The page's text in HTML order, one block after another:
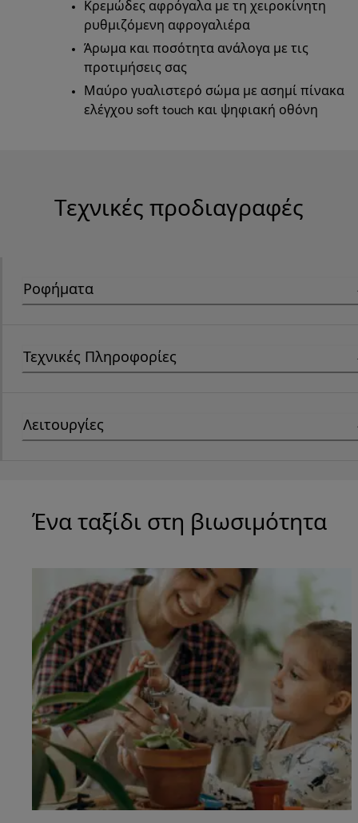
Κρεμώδες αφρόγαλα με τη χειροκίνητη
ρυθμιζόμενη αφρογαλιέρα
Άρωμα και ποσότητα ανάλογα με τις
προτιμήσεις σας
Μαύρο γυαλιστερό σώμα με ασημί πίνακα
ελέγχου soft touch και ψηφιακή οθόνη
Τεχνικές προδιαγραφές
Ροφήματα
Τεχνικές Πληροφορίες
Λειτουργίες
Ένα ταξίδι στη βιωσιμότητα